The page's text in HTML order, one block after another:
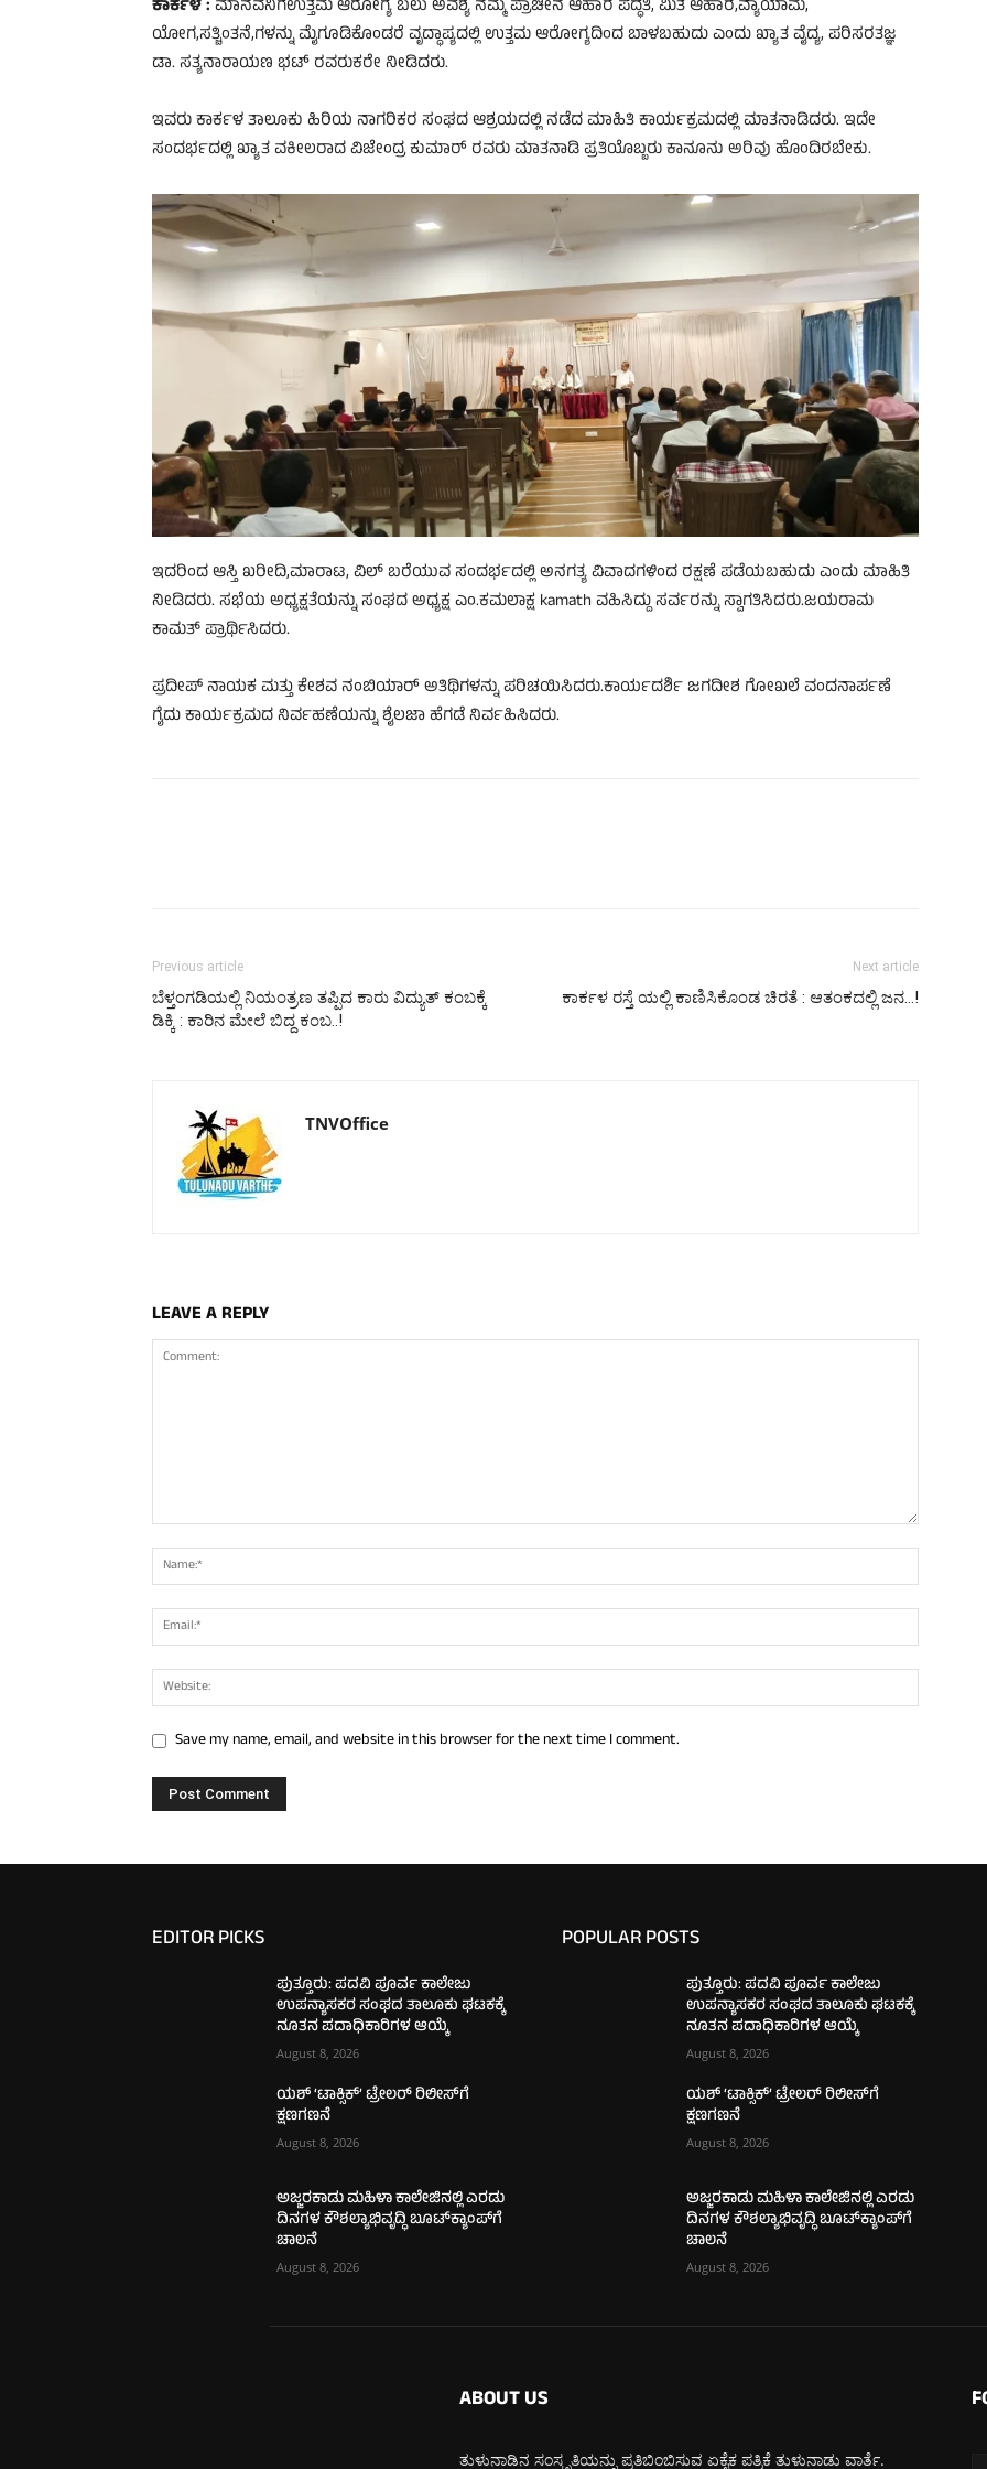
ಕಾರ್ಕಳ : ಮಾನವನಿಗೆಉತ್ತಮ ಆರೋಗ್ಯ ಬಲು ಅವಶ್ಯ ನಮ್ಮ ಪ್ರಾಚೀನ ಆಹಾರ ಪದ್ಧತಿ, ಮಿತ ಆಹಾರ,ವ್ಯಾಯಾಮ,
ಯೋಗ,ಸತ್ಚಿಂತನೆ,ಗಳನ್ನು ಮೈಗೂಡಿಕೊಂಡರೆ ವೃದ್ಧಾಪ್ಯದಲ್ಲಿ ಉತ್ತಮ ಆರೋಗ್ಯದಿಂದ ಬಾಳಬಹುದು ಎಂದು ಖ್ಯಾತ ವೈದ್ಯ, ಪರಿಸರತಜ್ಞ
ಡಾ. ಸತ್ಯನಾರಾಯಣ ಭಟ್ ರವರುಕರೇ ನೀಡಿದರು.
ಇವರು ಕಾರ್ಕಳ ತಾಲೂಕು ಹಿರಿಯ ನಾಗರಿಕರ ಸಂಘದ ಆಶ್ರಯದಲ್ಲಿ ನಡೆದ ಮಾಹಿತಿ ಕಾರ್ಯಕ್ರಮದಲ್ಲಿ ಮಾತನಾಡಿದರು. ಇದೇ
ಸಂದರ್ಭದಲ್ಲಿ ಖ್ಯಾತ ವಕೀಲರಾದ ವಿಜೇಂದ್ರ ಕುಮಾರ್ ರವರು ಮಾತನಾಡಿ ಪ್ರತಿಯೊಬ್ಬರು ಕಾನೂನು ಅರಿವು ಹೊಂದಿರಬೇಕು.
ಇದರಿಂದ ಆಸ್ತಿ ಖರೀದಿ,ಮಾರಾಟ, ವಿಲ್ ಬರೆಯುವ ಸಂದರ್ಭದಲ್ಲಿ ಅನಗತ್ಯ ವಿವಾದಗಳಿಂದ ರಕ್ಷಣೆ ಪಡೆಯಬಹುದು ಎಂದು ಮಾಹಿತಿ
ನೀಡಿದರು. ಸಭೆಯ ಅಧ್ಯಕ್ಷತೆಯನ್ನು ಸಂಘದ ಅಧ್ಯಕ್ಷ ಎಂ.ಕಮಲಾಕ್ಷ kamath ವಹಿಸಿದ್ದು ಸರ್ವರನ್ನು ಸ್ವಾಗತಿಸಿದರು.ಜಯರಾಮ
ಕಾಮತ್ ಪ್ರಾರ್ಥಿಸಿದರು.
ಪ್ರದೀಪ್ ನಾಯಕ ಮತ್ತು ಕೇಶವ ನಂಬಿಯಾರ್ ಅತಿಥಿಗಳನ್ನು ಪರಿಚಯಿಸಿದರು.ಕಾರ್ಯದರ್ಶಿ ಜಗದೀಶ ಗೋಖಲೆ ವಂದನಾರ್ಪಣೆ
ಗೈದು ಕಾರ್ಯಕ್ರಮದ ನಿರ್ವಹಣೆಯನ್ನು ಶೈಲಜಾ ಹೆಗಡೆ ನಿರ್ವಹಿಸಿದರು.
Previous article
ಬೆಳ್ತಂಗಡಿಯಲ್ಲಿ ನಿಯಂತ್ರಣ ತಪ್ಪಿದ ಕಾರು ವಿದ್ಯುತ್ ಕಂಬಕ್ಕೆ
ಡಿಕ್ಕಿ : ಕಾರಿನ ಮೇಲೆ ಬಿದ್ದ ಕಂಬ..!
Next article
ಕಾರ್ಕಳ ರಸ್ತೆ ಯಲ್ಲಿ ಕಾಣಿಸಿಕೊಂಡ ಚಿರತೆ : ಆತಂಕದಲ್ಲಿ ಜನ…!
TNVOffice
LEAVE A REPLY
Save my name, email, and website in this browser for the next time I comment.
EDITOR PICKS
ಪುತ್ತೂರು: ಪದವಿ ಪೂರ್ವ ಕಾಲೇಜು
ಉಪನ್ಯಾಸಕರ ಸಂಘದ ತಾಲೂಕು ಘಟಕಕ್ಕೆ
ನೂತನ ಪದಾಧಿಕಾರಿಗಳ ಆಯ್ಕೆ
August 8, 2026
ಯಶ್ ‘ಟಾಕ್ಸಿಕ್’ ಟ್ರೇಲರ್ ರಿಲೀಸ್‌ಗೆ
ಕ್ಷಣಗಣನೆ
August 8, 2026
ಅಜ್ಜರಕಾಡು ಮಹಿಳಾ ಕಾಲೇಜಿನಲ್ಲಿ ಎರಡು
ದಿನಗಳ ಕೌಶಲ್ಯಾಭಿವೃದ್ಧಿ ಬೂಟ್‌ಕ್ಯಾಂಪ್‌ಗೆ
ಚಾಲನೆ
August 8, 2026
POPULAR POSTS
ಪುತ್ತೂರು: ಪದವಿ ಪೂರ್ವ ಕಾಲೇಜು
ಉಪನ್ಯಾಸಕರ ಸಂಘದ ತಾಲೂಕು ಘಟಕಕ್ಕೆ
ನೂತನ ಪದಾಧಿಕಾರಿಗಳ ಆಯ್ಕೆ
August 8, 2026
ಯಶ್ ‘ಟಾಕ್ಸಿಕ್’ ಟ್ರೇಲರ್ ರಿಲೀಸ್‌ಗೆ
ಕ್ಷಣಗಣನೆ
August 8, 2026
ಅಜ್ಜರಕಾಡು ಮಹಿಳಾ ಕಾಲೇಜಿನಲ್ಲಿ ಎರಡು
ದಿನಗಳ ಕೌಶಲ್ಯಾಭಿವೃದ್ಧಿ ಬೂಟ್‌ಕ್ಯಾಂಪ್‌ಗೆ
ಚಾಲನೆ
August 8, 2026
ABOUT US
ತುಳುನಾಡಿನ ಸಂಸ್ಕೃತಿಯನ್ನು ಪ್ರತಿಬಿಂಬಿಸುವ ಏಕೈಕ ಪತ್ರಿಕೆ ತುಳುನಾಡು ವಾರ್ತೆ.